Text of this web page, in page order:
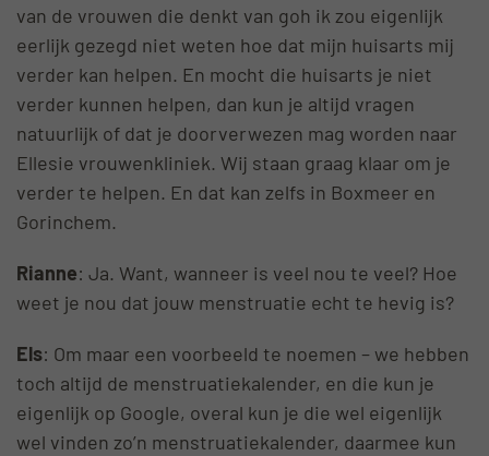
van de vrouwen die denkt van goh ik zou eigenlijk
eerlijk gezegd niet weten hoe dat mijn huisarts mij
verder kan helpen. En mocht die huisarts je niet
verder kunnen helpen, dan kun je altijd vragen
natuurlijk of dat je doorverwezen mag worden naar
Ellesie vrouwenkliniek. Wij staan graag klaar om je
verder te helpen. En dat kan zelfs in Boxmeer en
Gorinchem.
Rianne: Ja. Want, wanneer is veel nou te veel? Hoe
weet je nou dat jouw menstruatie echt te hevig is?
Els: Om maar een voorbeeld te noemen – we hebben
toch altijd de menstruatiekalender, en die kun je
eigenlijk op Google, overal kun je die wel eigenlijk
wel vinden zo’n menstruatiekalender, daarmee kun